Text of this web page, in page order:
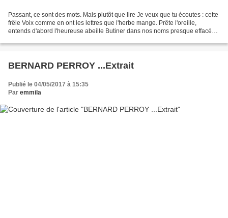
Passant, ce sont des mots. Mais plutôt que lire Je veux que tu écoutes : cette
frêle Voix comme en ont les lettres que l'herbe mange. Prête l'oreille,
entends d'abord l'heureuse abeille Butiner dans nos noms presque effacés.
BERNARD PERROY ...Extrait
Publié le 04/05/2017 à 15:35
Par emmila